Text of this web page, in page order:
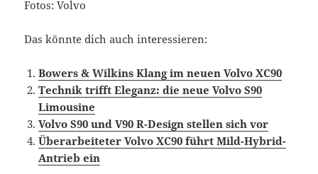
Fotos: Volvo
Das könnte dich auch interessieren:
Bowers & Wilkins Klang im neuen Volvo XC90
Technik trifft Eleganz: die neue Volvo S90
Limousine
Volvo S90 und V90 R-Design stellen sich vor
Überarbeiteter Volvo XC90 führt Mild-Hybrid-
Antrieb ein